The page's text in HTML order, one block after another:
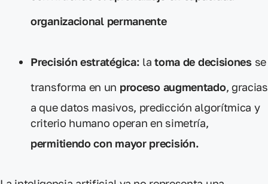
organizacional permanente
Precisión estratégica: latoma de decisionesse
transforma en un proceso augmentado, gracias
a que datos masivos, predicción algorítmica y
criterio humano operan en simetría,
permitiendo con mayor precisión.